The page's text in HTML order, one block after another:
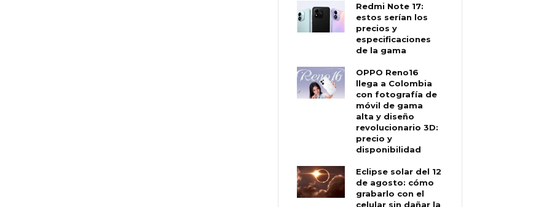
Redmi Note 17:
estos serían los
precios y
especificaciones
de la gama
OPPO Reno16
llega a Colombia
con fotografía de
móvil de gama
alta y diseño
revolucionario 3D:
precio y
disponibilidad
Eclipse solar del 12
de agosto: cómo
grabarlo con el
celular sin dañar la